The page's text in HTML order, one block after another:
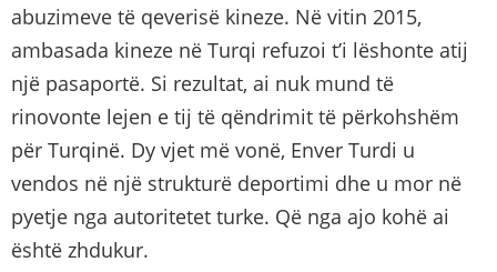
abuzimeve të qeverisë kineze. Në vitin 2015,
ambasada kineze në Turqi refuzoi t’i lëshonte atij
një pasaportë. Si rezultat, ai nuk mund të
rinovonte lejen e tij të qëndrimit të përkohshëm
për Turqinë. Dy vjet më vonë, Enver Turdi u
vendos në një strukturë deportimi dhe u mor në
pyetje nga autoritetet turke. Që nga ajo kohë ai
është zhdukur.